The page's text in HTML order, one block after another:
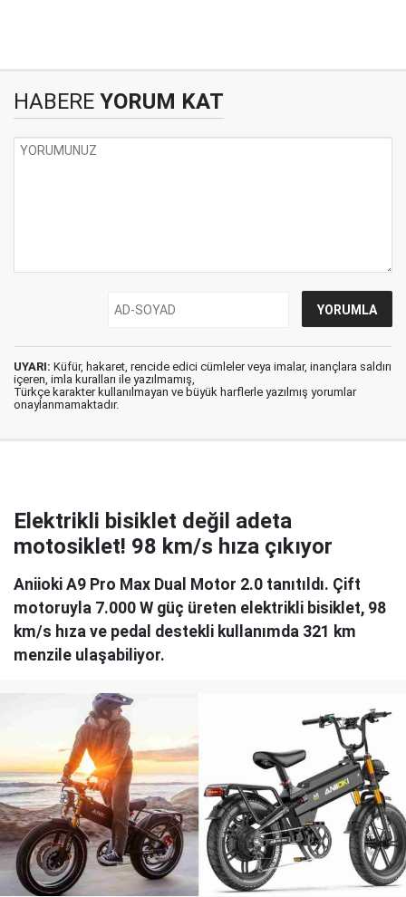
HABERE YORUM KAT
UYARI: Küfür, hakaret, rencide edici cümleler veya imalar, inançlara saldırı
içeren, imla kuralları ile yazılmamış,
Türkçe karakter kullanılmayan ve büyük harflerle yazılmış yorumlar
onaylanmamaktadır.
Elektrikli bisiklet değil adeta
motosiklet! 98 km/s hıza çıkıyor
Aniioki A9 Pro Max Dual Motor 2.0 tanıtıldı. Çift
motoruyla 7.000 W güç üreten elektrikli bisiklet, 98
km/s hıza ve pedal destekli kullanımda 321 km
menzile ulaşabiliyor.